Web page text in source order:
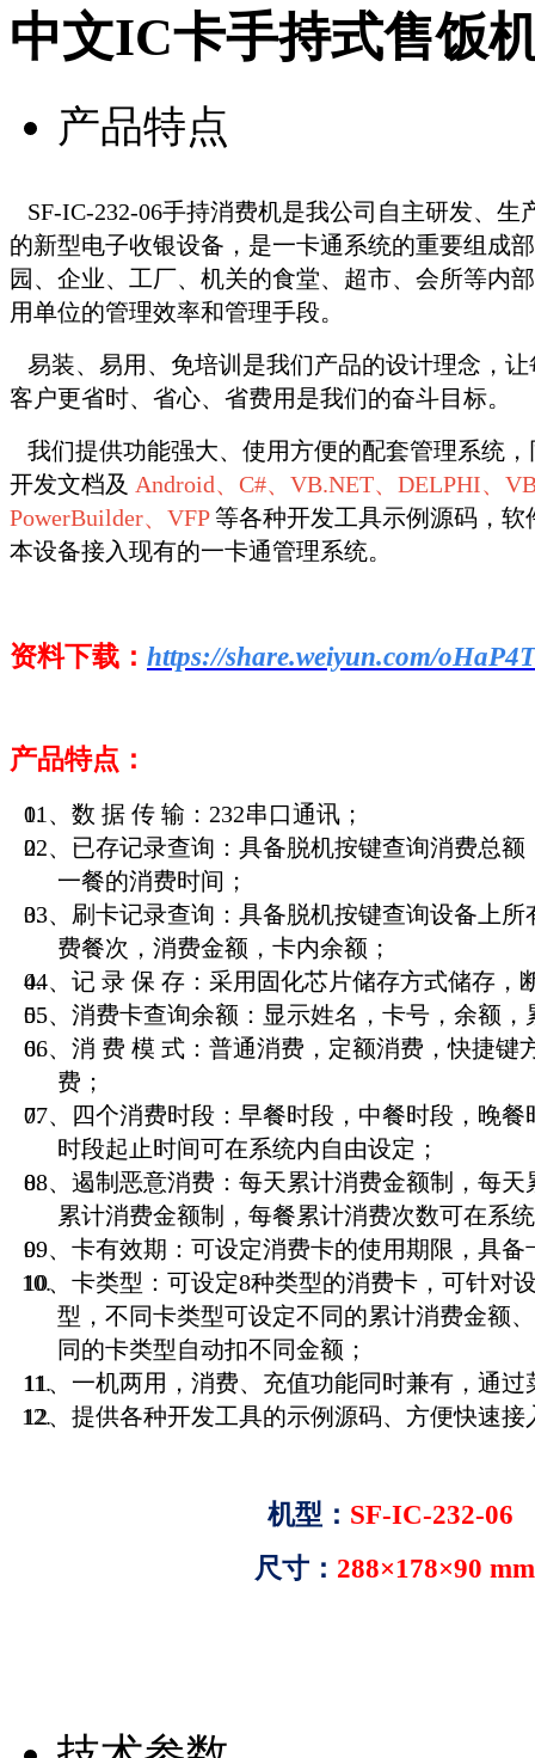
中文IC卡手持式售饭
产品特点
SF-IC-232-06手持消费机是我公司自主研发、生
的新型电子收银设备，是一卡通系统的重要组成
园、企业、工厂、机关的食堂、超市、会所等内
用单位的管理效率和管理手段。
易装、易用、免培训是我们产品的设计理念，
客户更省时、省心、省费用是我们的奋斗目标。
我们提供功能强大、使用方便的配套管理系统
开发文档及 Android、C#、VB.NET、DELPHI、
PowerBuilder、VFP等各种开发工具示例源码，
本设备接入现有的一卡通管理系统。
资料下载： https://share.weiyun.com/
产品特点：
01、数 据 传 输：232串口通讯；
02、已存记录查询：具备脱机按键查询消费总
一餐的消费时间；
03、刷卡记录查询：具备脱机按键查询设备上
费餐次，消费金额，卡内余额；
04、记 录 保 存：采用固化芯片储存方式储存，
05、消费卡查询余额：显示姓名，卡号，余额
06、消 费 模 式：普通消费，定额消费，快捷键
费；
07、四个消费时段：早餐时段，中餐时段，晚
时段起止时间可在系统内自由设定；
08、遏制恶意消费：每天累计消费金额制，每
累计消费金额制，每餐累计消费次数可在系
09、卡有效期：可设定消费卡的使用期限，具
10、卡类型：可设定8种类型的消费卡，可针对
型，不同卡类型可设定不同的累计消费金额
同的卡类型自动扣不同金额；
11、一机两用，消费、充值功能同时兼有，通
12、提供各种开发工具的示例源码、方便快速
机型： SF-IC-232-06
尺寸： 288×178×90 mm